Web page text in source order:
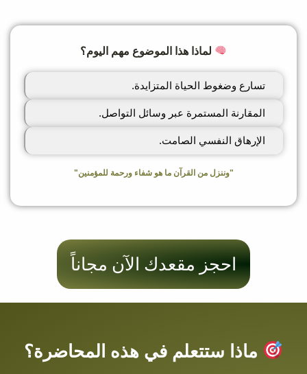
لماذا هذا الموضوع مهم اليوم؟
تسارع وضغوط الحياة المتزايدة.
المقارنة المستمرة عبر وسائل التواصل.
الإرهاق النفسي الصامت.
"وننزل من القرآن ما هو شفاء ورحمة للمؤمنين"
احجز مقعدك الآن مجاناً
ماذا ستتعلم في هذه المحاضرة؟